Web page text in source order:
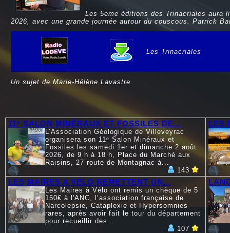
Les 5eme éditions des Trinacriales aura
2026, avec une grande journée autour du couscous. Patrick
Les Trinacriales
Un sujet de Marie-Hélène Lavastre.
11ᵉ SALON MINÉRAUX ET FOSSILES DE...
L’Association Géologique de Villeveyrac
organisera son 11ᵉ Salon Minéraux et
Fossiles les samedi 1er et dimanche 2 août
2026, de 9 h à 18 h, Place du Marché aux
Raisins, 27 route de Montagnac à...
143
LES
LES MAIRES A VELO REMETTENT UN...
Les Maires à Vélo ont remis un chèque de 5
150€ à l'ANC, l’association française de
Narcolepsie, Cataplexie et Hypersomnies
rares, après avoir fait le tour du département
pour recueillir des...
107